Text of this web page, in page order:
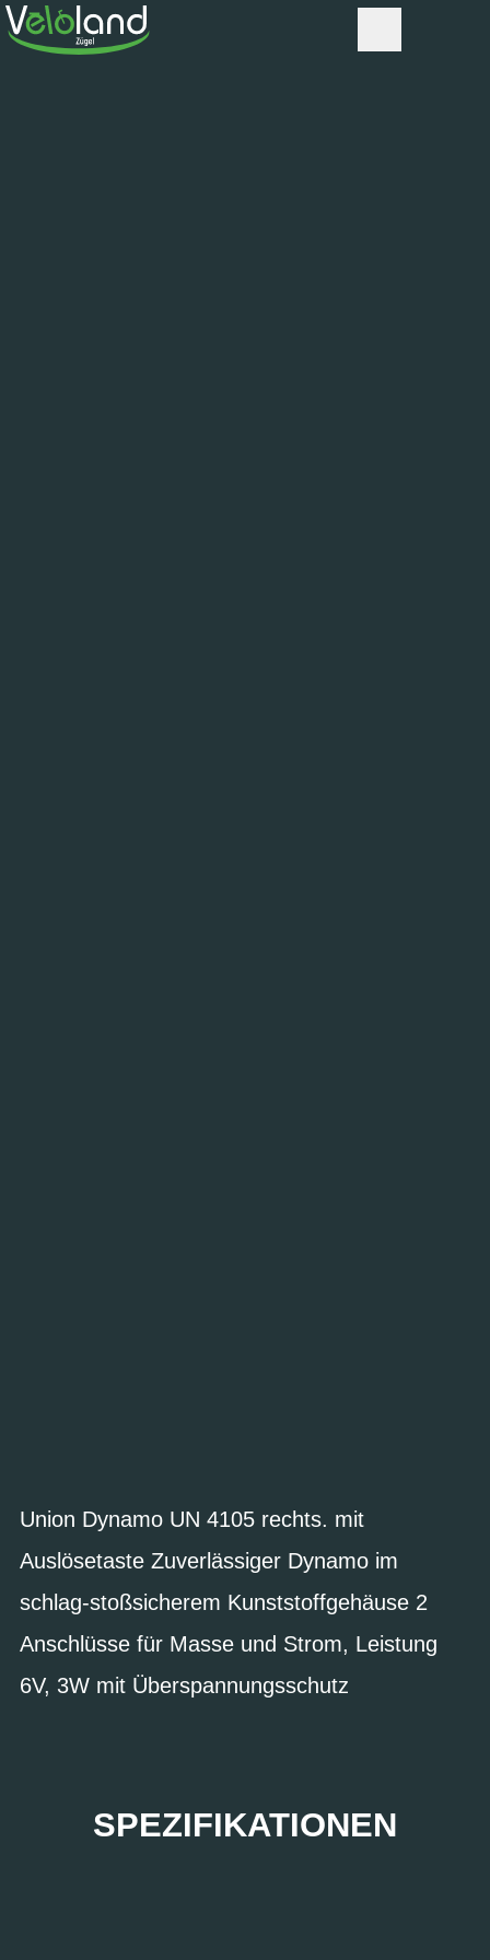
Union Dynamo UN 4105 rechts. mit
Auslösetaste Zuverlässiger Dynamo im
schlag-stoßsicherem Kunststoffgehäuse 2
Anschlüsse für Masse und Strom, Leistung
6V, 3W mit Überspannungsschutz
SPEZIFIKATIONEN